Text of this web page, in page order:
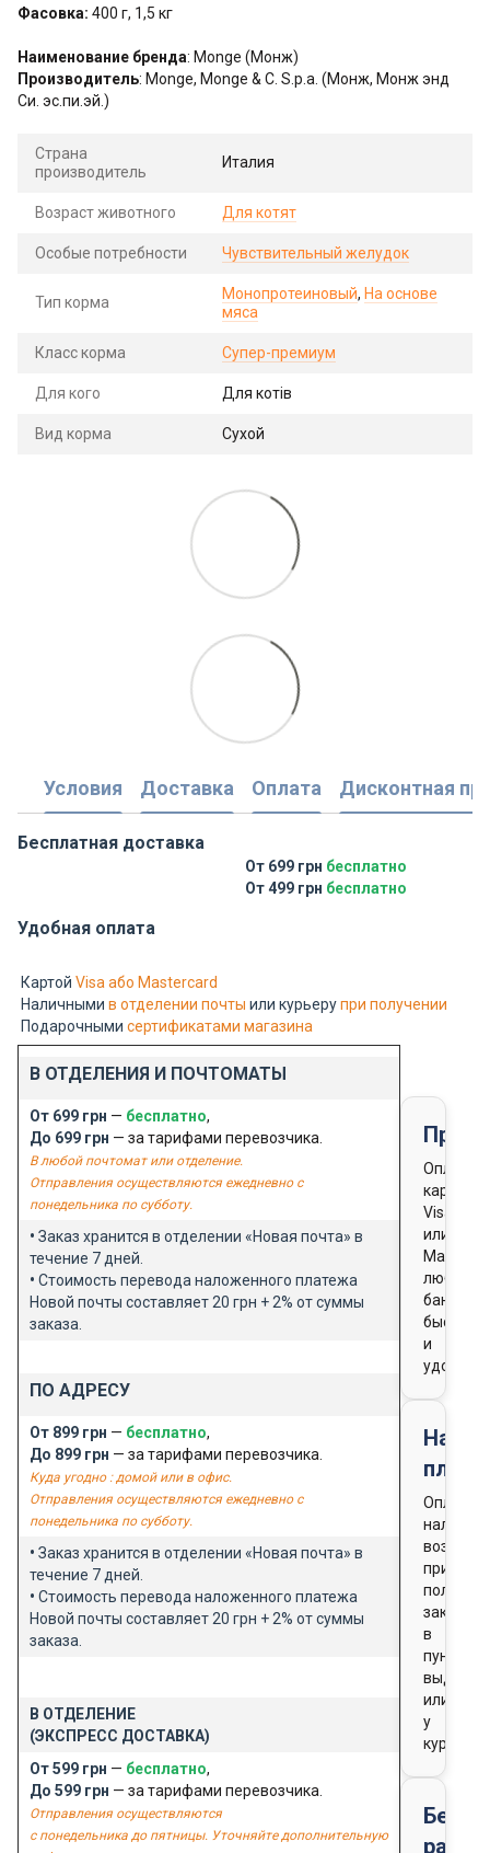
Фасовка: 400 г, 1,5 кг
Наименование бренда: Monge (Монж)
Производитель: Monge, Monge & C. S.p.a. (Монж, Монж энд
Си. эс.пи.эй.)
Страна
производитель
Италия
Возраст животного Для котят
Особые потребности Чувствительный желудок
Тип корма Монопротеиновый, На основе
мяса
Класс корма Супер-премиум
Для кого Для котів
Вид корма Сухой
Условия Доставка Оплата Дисконтная
Бесплатная доставка
От 699 грн бесплатно
От 499 грн бесплатно
Удобная оплата
Картой Visa або Mastercard
Наличными в отделении почты или курьерупри получении
Подарочными сертификатами магазина
В ОТДЕЛЕНИЯ И ПОЧТОМАТЫ
От 699 грн — бесплатно,
До 699 грн — за тарифами перевозчика.
В любой почтомат или отделение.
Отправления осуществляются ежедневно с
понедельника по субботу.
• Заказ хранится в отделении «Новая почта» в
течение 7 дней.
• Стоимость перевода наложенного платежа
Новой почты составляет 20 грн + 2% от суммы
заказа.
ПО АДРЕСУ
От 899 грн — бесплатно,
До 899 грн — за тарифами перевозчика.
Куда угодно : домой или в офис.
Отправления осуществляются ежедневно с
понедельника по субботу.
• Заказ хранится в отделении «Новая почта» в
течение 7 дней.
• Стоимость перевода наложенного платежа
Новой почты составляет 20 грн + 2% от суммы
заказа.
В ОТДЕЛЕНИЕ
(ЭКСПРЕСС ДОСТАВКА)
От 599 грн — бесплатно,
До 599 грн — за тарифами перевозчика.
Отправления осуществляются
с понедельника до пятницы. Уточняйте дополнительную
Оплата
картой
Visa
или
любого
банка
быстро
и
удобно
Оплата
при
заказа
в
пункте
выдачи
или
у
курьера